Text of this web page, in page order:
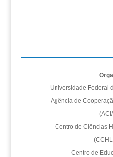
Universidade Federal
Agência de
Centro de Ciências
Centro de